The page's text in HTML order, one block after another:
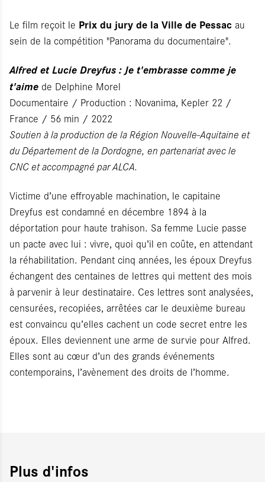
Le film reçoit le Prix du jury de la Ville de Pessac au
sein de la compétition "Panorama du documentaire".
Alfred et Lucie Dreyfus : Je t'embrasse comme je
t'aime de Delphine Morel
Documentaire / Production : Novanima, Kepler 22 /
France / 56 min / 2022
Soutien à la production de la Région Nouvelle-Aquitaine et
du Département de la Dordogne, en partenariat avec le
CNC et accompagné par ALCA.
Victime d’une effroyable machination, le capitaine
Dreyfus est condamné en décembre 1894 à la
déportation pour haute trahison. Sa femme Lucie passe
un pacte avec lui : vivre, quoi qu’il en coûte, en attendant
la réhabilitation. Pendant cinq années, les époux Dreyfus
échangent des centaines de lettres qui mettent des mois
à parvenir à leur destinataire. Ces lettres sont analysées,
censurées, recopiées, arrêtées car le deuxième bureau
est convaincu qu’elles cachent un code secret entre les
époux. Elles deviennent une arme de survie pour Alfred.
Elles sont au cœur d’un des grands événements
contemporains, l’avènement des droits de l’homme.
Plus d'infos